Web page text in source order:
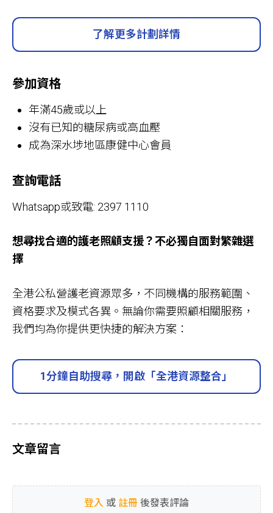
了解更多計劃詳情
參加資格
年滿45歲或以上
沒有已知的糖尿病或高血壓
成為深水埗地區康健中心會員
查詢電話
Whatsapp或致電: 2397 1110
想尋找合適的護老照顧支援？不必獨自面對繁雜選
擇
全港公私營護老資源眾多，不同機構的服務範圍、
資格要求及模式各異。無論你需要照顧相關服務，
我們均為你提供更快捷的解決方案：
1分鐘自助搜尋，開啟「全港資源整合」
文章留言
登入 或 註冊 後發表評論